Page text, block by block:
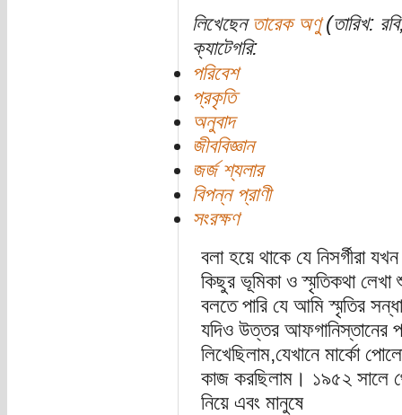
লিখেছেন তারেক অণু(তারিখ:
ক্যাটেগরি:
পরিবেশ
প্রকৃতি
অনুবাদ
জীববিজ্ঞান
জর্জ শ্যলার
বিপন্ন প্রাণী
সংরক্ষণ
বলা হয়ে থাকে যে নিসর্গীরা
কিছুর ভূমিকা ও স্মৃতিকথা
বলতে পারি যে আমি স্মৃতির
যদিও উত্তর আফগানিস্তানের
লিখেছিলাম,যেখানে মার্কো
কাজ করছিলাম। ১৯৫২ সালে
নিয়ে এবং মানুষে